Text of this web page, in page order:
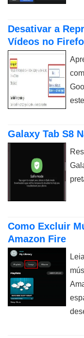
Desativar a
Vídeos no
Galaxy Tab S8
Como Excluir
Amazon Fire